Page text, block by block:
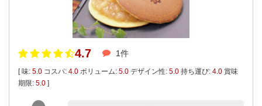
4.7 1件
[ 味: 5.0 コスパ: 4.0 ボリューム: 5.0 デザイン性: 5.0 持ち運び: 4.0 賞味
期限: 5.0 ]